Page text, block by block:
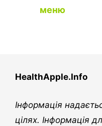
меню
HealthApple.Info
Інформація
цілях. Інформація